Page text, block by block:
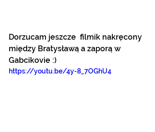
Dorzucam jeszcze  filmik nakręcony
między Bratysławą a zaporą w
Gabcikovie :)
https://youtu.be/4y-8_7OGhU4